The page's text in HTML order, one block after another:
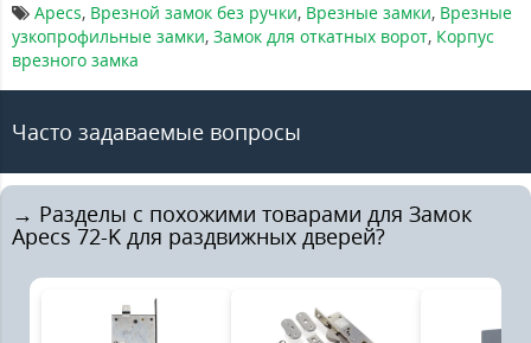
Apecs, Врезной замок без ручки, Врезные замки, Врезные
узкопрофильные замки, Замок для откатных ворот, Корпус
врезного замка
Часто задаваемые вопросы
→ Разделы с похожими товарами для Замок
Apecs 72-K для раздвижных дверей?